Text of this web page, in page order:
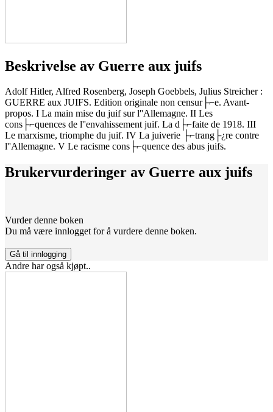
Beskrivelse av Guerre aux juifs
Adolf Hitler, Alfred Rosenberg, Joseph Goebbels, Julius Streicher :
GUERRE aux JUIFS. Edition originale non censur├⌐e. Avant-
propos. I La main mise du juif sur l''Allemagne. II Les
cons├⌐quences de l''envahissement juif. La d├⌐faite de 1918. III
Le marxisme, triomphe du juif. IV La juiverie ├⌐trang├¿re contre
l''Allemagne. V Le racisme cons├⌐quence des abus juifs.
Brukervurderinger av Guerre aux juifs
Vurder denne boken
Du må være innlogget for å vurdere denne boken.
Gå til innlogging
Andre har også kjøpt..